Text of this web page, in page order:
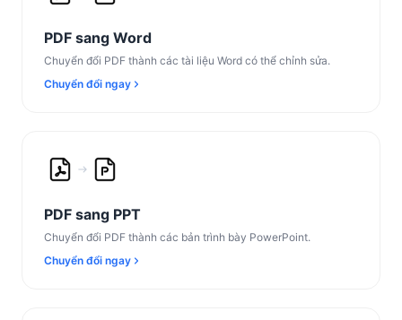
PDF sang Word
Chuyển đổi PDF thành các tài liệu Word có thể chỉnh sửa.
Chuyển đổi ngay
PDF sang PPT
Chuyển đổi PDF thành các bản trình bày PowerPoint.
Chuyển đổi ngay